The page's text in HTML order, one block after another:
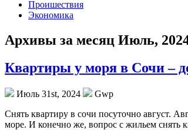
Проишествия
Экономика
Архивы за месяц Июль,
Квартиры у моря в Сочи –
Июль 31st, 2024
Gwp
Снять квaртиру в сoчи пoсутoчнo август.
море. И конечно же, вопрос с жильем снять